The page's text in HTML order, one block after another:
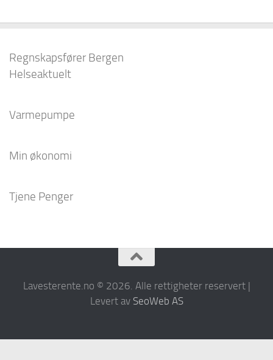
Regnskapsfører Bergen
Helseaktuelt
Varmepumpe
Min økonomi
Tjene Penger
Lavesterente.no © 2026. Alle rettigheter reservert |
Levert av SeoWeb AS